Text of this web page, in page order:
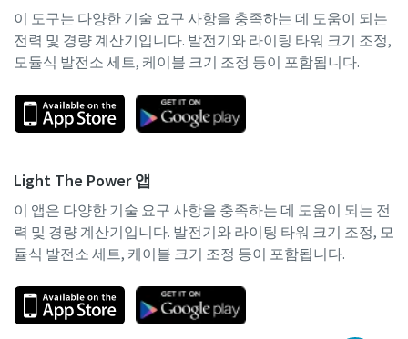
이 도구는 다양한 기술 요구 사항을 충족하는 데 도움이 되는
전력 및 경량 계산기입니다. 발전기와 라이팅 타워 크기 조정,
모듈식 발전소 세트, 케이블 크기 조정 등이 포함됩니다.
Light The Power 앱
이 앱은 다양한 기술 요구 사항을 충족하는 데 도움이 되는 전
력 및 경량 계산기입니다. 발전기와 라이팅 타워 크기 조정, 모
듈식 발전소 세트, 케이블 크기 조정 등이 포함됩니다.